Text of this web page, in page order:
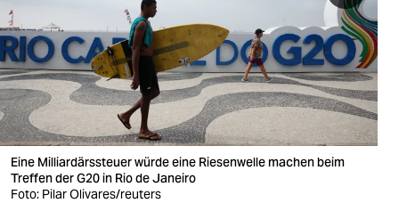
nord
wahrheit
verlag
verlag
veranstaltungen
Eine Milliardärssteuer würde eine Riesenwelle machen beim
Treffen der G20 in Rio de Janeiro
Foto: Pilar Olivares/reuters